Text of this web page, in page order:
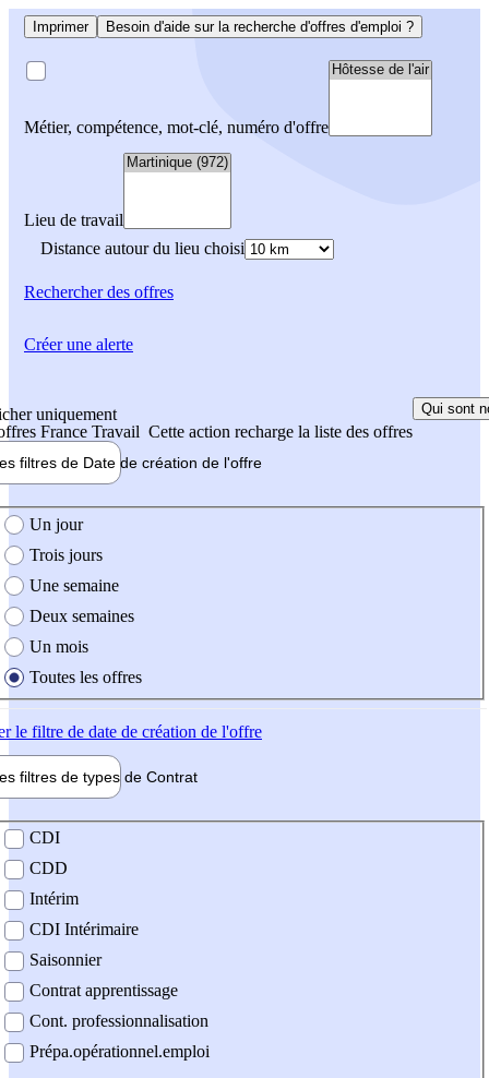
Imprimer Besoin d'aide sur la recherche d'offres d'emploi ?
Métier, compétence, mot-clé, numéro d'offre
Lieu de travail
Distance autour du lieu choisi
Rechercherdes offres
uniquement
France Travail Cette action recharge la liste des offres
Qui sont
filtres de Date de création de l'offre
création de l'offre
Un jour
Trois jours
Une semaine
Deux semaines
Un mois
Toutes les offres
le filtre de date de création de l'offre
filtres de types de Contrat
contrat
CDI
CDD
Intérim
CDI Intérimaire
Saisonnier
Contrat apprentissage
Cont. professionnalisation
Prépa.opérationnel.emploi
Créer une alerte